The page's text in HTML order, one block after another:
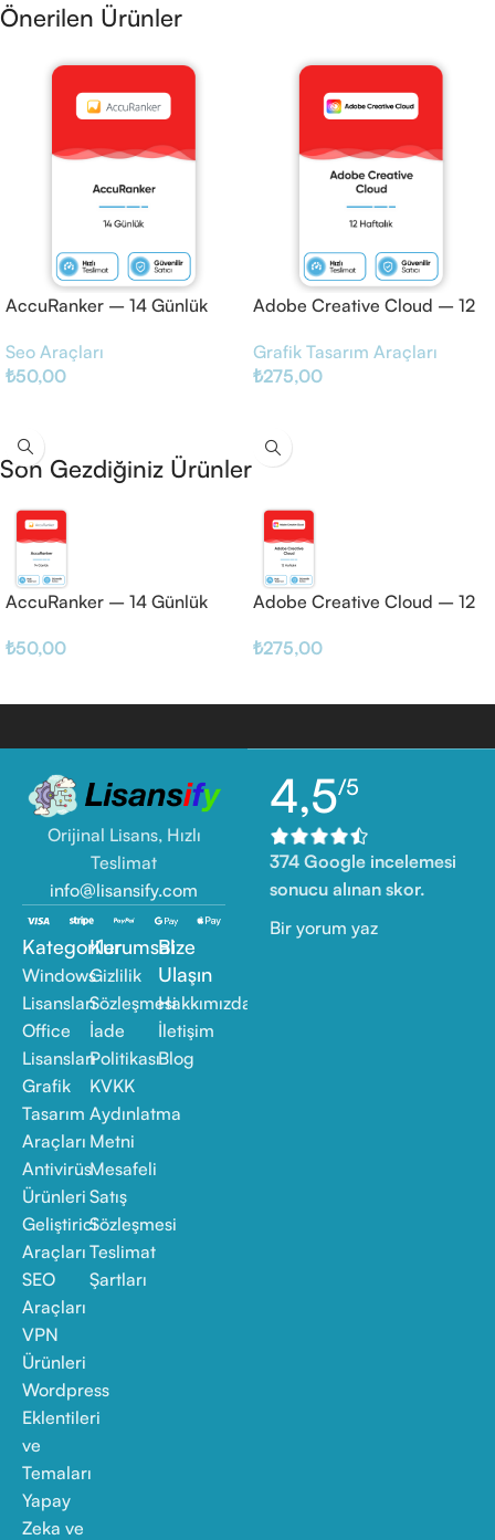
Önerilen Ürünler
AccuRanker – 14 Günlük
Seo Araçları
₺50,00
Adobe Creative Cloud – 12
Grafik Tasarım Araçları
₺275,00
Son Gezdiğiniz Ürünler
AccuRanker – 14 Günlük
₺50,00
Adobe Creative Cloud – 12
₺275,00
Orijinal Lisans, Hızlı
Teslimat
info@lisansify.com
Kategoriler
Windows
Lisansları
Office
Lisansları
Grafik
Tasarım
Araçları
Antivirüs
Ürünleri
Geliştirici
Araçları
SEO
Araçları
VPN
Ürünleri
Wordpress
Eklentileri
ve
Temaları
Yapay
Zeka ve
Kurumsal
Gizlilik
Sözleşmesi
İade
Politikası
KVKK
Aydınlatma
Metni
Mesafeli
Satış
Sözleşmesi
Teslimat
Şartları
Bize
Ulaşın
Hakkımızda
İletişim
Blog
4,5/5
374 Google incelemesi
sonucu alınan skor.
Bir yorum yaz